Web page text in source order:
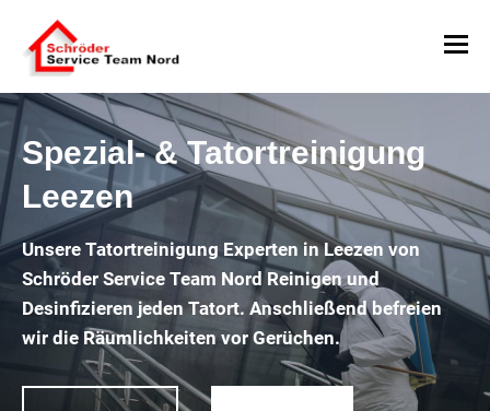
Spezial- & Tatortreinigung
Leezen
Unsere Tatortreinigung Experten in Leezen von
Schröder Service Team Nord Reinigen und
Desinfizieren jeden Tatort. Anschließend befreien
wir die Räumlichkeiten vor Gerüchen.